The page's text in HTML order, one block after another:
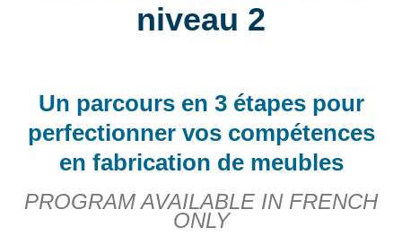
niveau 2
Un parcours en 3 étapes pour
perfectionner vos compétences
en fabrication de meubles
PROGRAM AVAILABLE IN FRENCH
ONLY